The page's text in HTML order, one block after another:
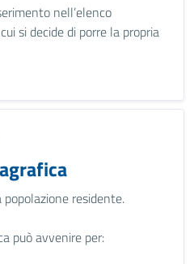
nell’elenco
si decide di porre la propria
residente.
può avvenire per: